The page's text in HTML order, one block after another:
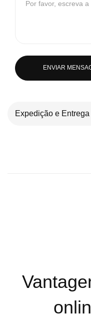
ENVIAR
Expedição e Entrega